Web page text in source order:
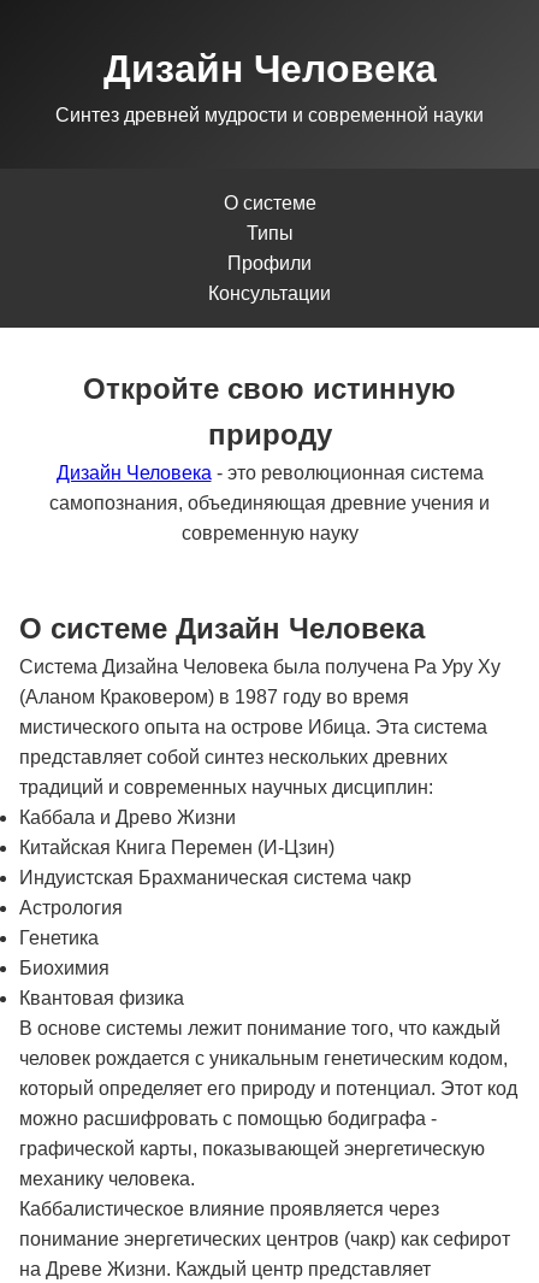
Дизайн Человека
Синтез древней мудрости и современной науки
О системе
Типы
Профили
Консультации
Откройте свою истинную
природу
Дизайн Человека - это революционная система
самопознания, объединяющая древние учения и
современную науку
О системе Дизайн Человека
Система Дизайна Человека была получена Ра Уру Ху
(Аланом Краковером) в 1987 году во время
мистического опыта на острове Ибица. Эта система
представляет собой синтез нескольких древних
традиций и современных научных дисциплин:
Каббала и Древо Жизни
Китайская Книга Перемен (И-Цзин)
Индуистская Брахманическая система чакр
Астрология
Генетика
Биохимия
Квантовая физика
В основе системы лежит понимание того, что каждый
человек рождается с уникальным генетическим кодом,
который определяет его природу и потенциал. Этот код
можно расшифровать с помощью бодиграфа -
графической карты, показывающей энергетическую
механику человека.
Каббалистическое влияние проявляется через
понимание энергетических центров (чакр) как сефирот
на Древе Жизни. Каждый центр представляет